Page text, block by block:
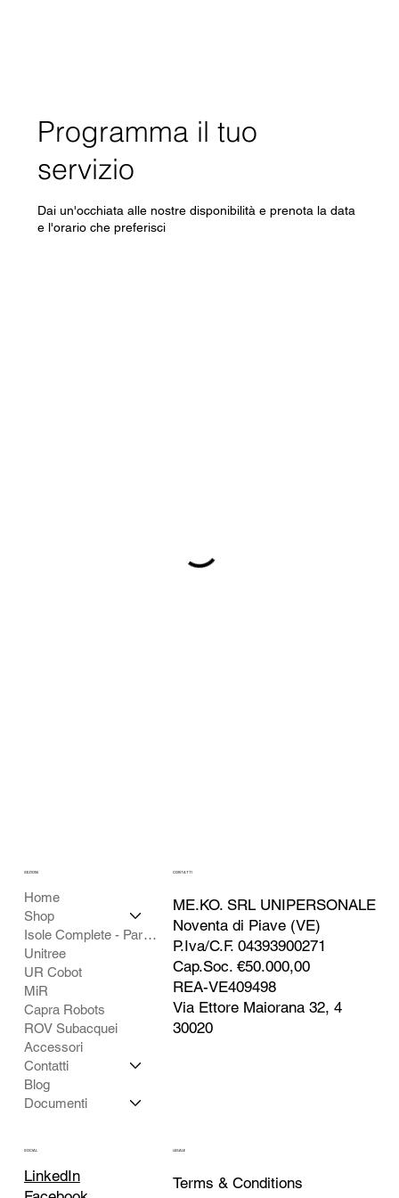
Programma il tuo
servizio
Dai un'occhiata alle nostre disponibilità e prenota la data
e l'orario che preferisci
SEZIONI
Home
Shop
Isole Complete - Partner
Unitree
UR Cobot
MiR
Capra Robots
ROV Subacquei
Accessori
Contatti
Blog
Documenti
LEGALE
Terms & Conditions
SOCIAL
LinkedIn
CONTATTI
ME.KO. SRL UNIPERSONALE
Via Ettore Maiorana 32, 4
30020
Noventa di Piave (VE)
P.Iva/C.F. 04393900271
Cap.Soc. €50.000,00
REA-VE409498